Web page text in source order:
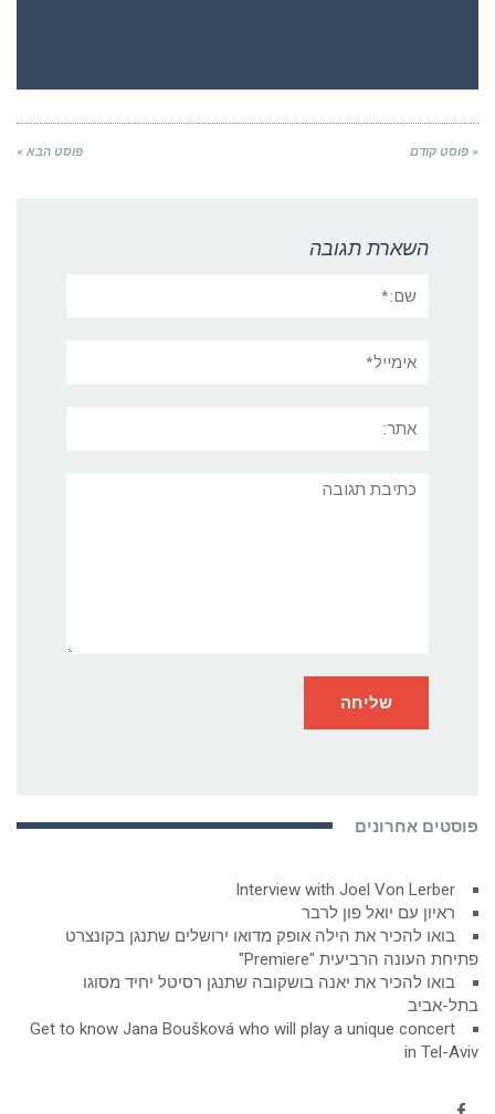
« פוסט קודם פוסט הבא »
השארת תגובה
פוסטים אחרונים
Interview with Joel Von Lerber
ראיון עם יואל פון לרבר
בואו להכיר את הילה אופק מדואו ירושלים שתנגן בקונצרט
פתיחת העונה הרביעית "Premiere"
בואו להכיר את יאנה בושקובה שתנגן רסיטל יחיד מסוגו
בתל-אביב
Get to know Jana Boušková who will play a unique concert
in Tel-Aviv